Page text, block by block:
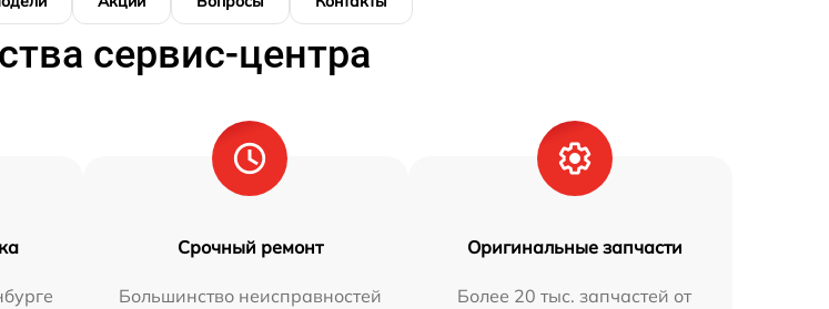
сервис-центра
Срочный ремонт
Большинство неисправностей
Оригинальные запчасти
Более 20 тыс. запчастей от